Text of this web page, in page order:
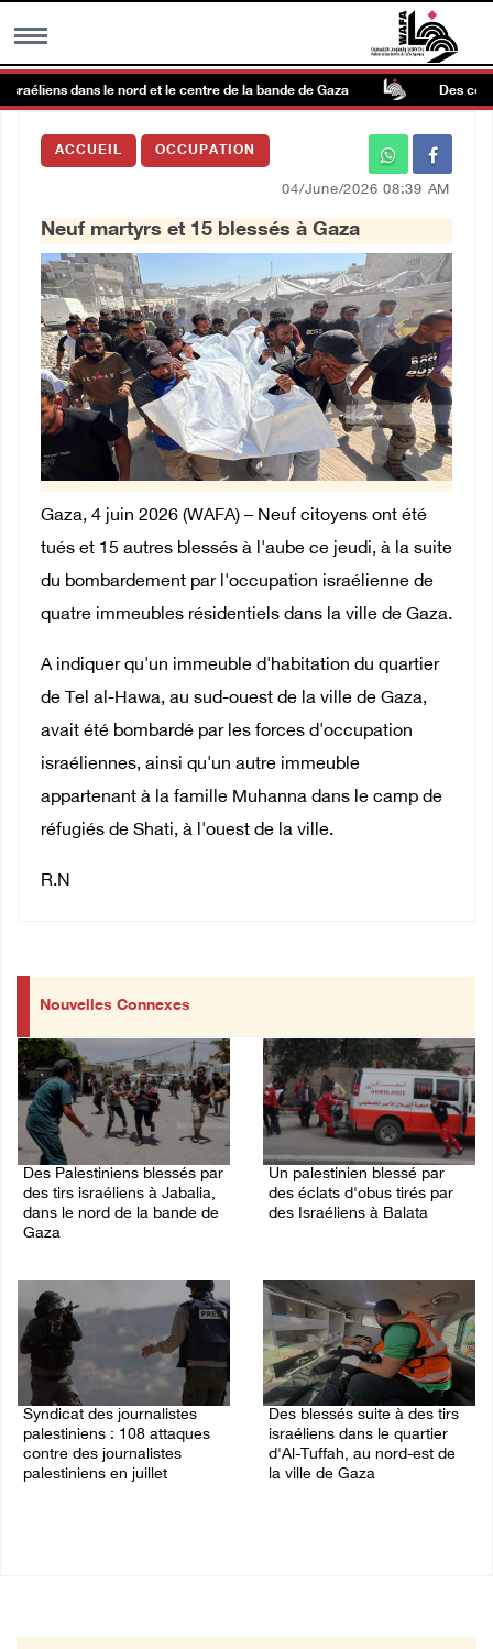
MENU
Galerie d’images
Centre palestinien
العربية
English
dans le nord et le centre de la bande de Gaza Des
ACCUEIL OCCUPATION
04/June/2026 08:39 AM
Neuf martyrs et 15 blessés à Gaza
Gaza, 4 juin 2026 (WAFA) – Neuf citoyens ont été
tués et 15 autres blessés à l'aube ce jeudi, à la suite
du bombardement par l'occupation israélienne de
quatre immeubles résidentiels dans la ville de Gaza.
A indiquer qu'un immeuble d'habitation du quartier
de Tel al-Hawa, au sud-ouest de la ville de Gaza,
avait été bombardé par les forces d'occupation
israéliennes, ainsi qu'un autre immeuble
appartenant à la famille Muhanna dans le camp de
réfugiés de Shati, à l'ouest de la ville.
R.N
Nouvelles Connexes
Des Palestiniens blessés par
des tirs israéliens à Jabalia,
dans le nord de la bande de
Gaza
Un palestinien blessé par
des éclats d'obus tirés par
des Israéliens à Balata
Syndicat des journalistes
palestiniens : 108 attaques
contre des journalistes
palestiniens en juillet
Des blessés suite à des tirs
israéliens dans le quartier
d'Al-Tuffah, au nord-est de
la ville de Gaza